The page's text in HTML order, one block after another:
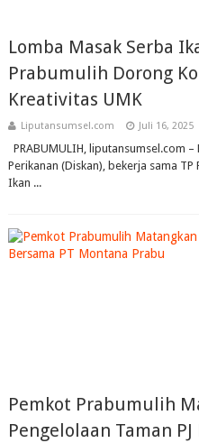
Lomba Masak Serba
Prabumulih Dorong
Kreativitas UMK
Liputansumsel.com Juli 16, 2025
PRABUMULIH, liputansumsel.com
Perikanan (Diskan), bekerja sama
Ikan ...
Pemkot Prabumulih
Pengelolaan Taman